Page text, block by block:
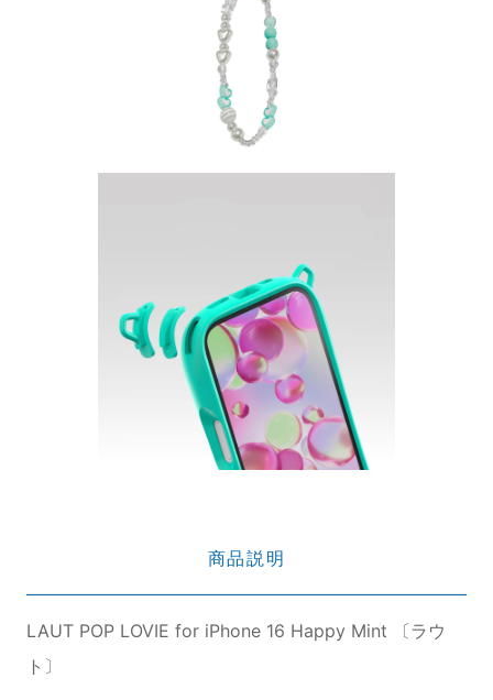
商品説明
LAUT POP LOVIE for iPhone 16 Happy Mint 〔ラウ
ト〕